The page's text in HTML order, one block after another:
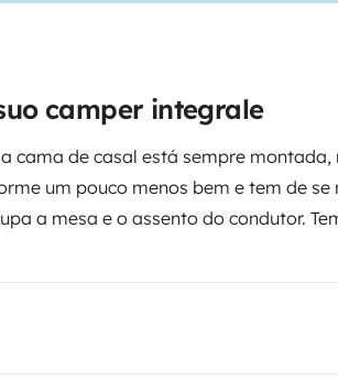
camper integrale
cama de casal está sempre montada,
um pouco menos bem e tem de se
a mesa e o assento do condutor.
exterior, boa ventilação, conduz-
tem casa de banho com chuveiro